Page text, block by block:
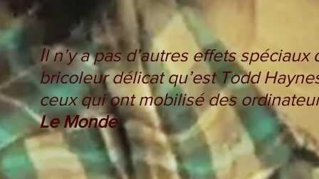
Il n’y a pas d’autres effets
bricoleur délicat qu’est Todd
ceux qui ont mobilisé des
Le Monde